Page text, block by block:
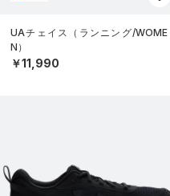
UAチェイス（ランニング/WOME
N）
￥11,990